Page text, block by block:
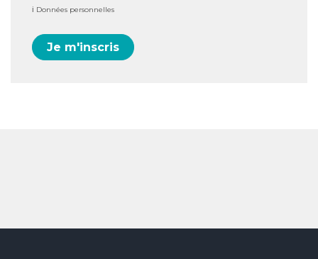
ℹ️ Données personnelles